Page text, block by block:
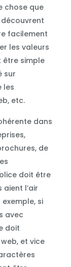
chose que
facilement
les valeurs
être simple
sur
les
etc.
dans
de
doit être
l’air
si
avec
doit
et vice